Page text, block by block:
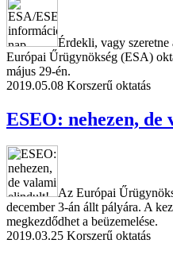
Érdekli, vagy szeretne
Európai Űrügynökség (ESA)
május 29-én.
2019.05.08 Korszerű oktatás
ESEO: nehezen,
Az Európai
december 3-án állt pályára. A
megkezdődhet a beüzemelése.
2019.03.25 Korszerű oktatás